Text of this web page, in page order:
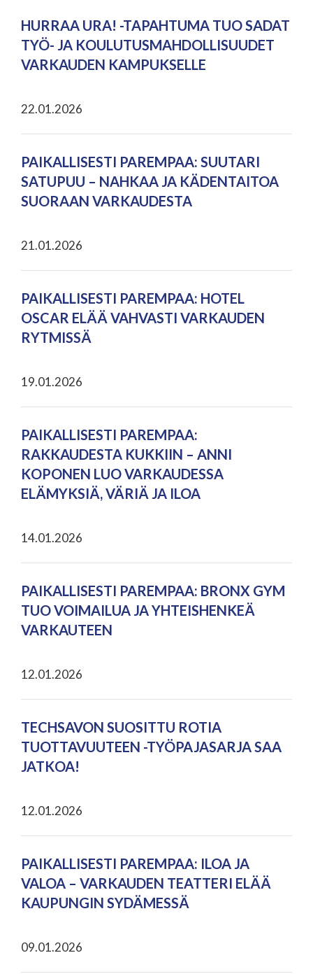
HURRAA URA! -TAPAHTUMA TUO SADAT
TYÖ- JA KOULUTUSMAHDOLLISUUDET
VARKAUDEN KAMPUKSELLE
22.01.2026
PAIKALLISESTI PAREMPAA: SUUTARI
SATUPUU – NAHKAA JA KÄDENTAITOA
SUORAAN VARKAUDESTA
21.01.2026
PAIKALLISESTI PAREMPAA: HOTEL
OSCAR ELÄÄ VAHVASTI VARKAUDEN
RYTMISSÄ
19.01.2026
PAIKALLISESTI PAREMPAA:
RAKKAUDESTA KUKKIIN – ANNI
KOPONEN LUO VARKAUDESSA
ELÄMYKSIÄ, VÄRIÄ JA ILOA
14.01.2026
PAIKALLISESTI PAREMPAA: BRONX GYM
TUO VOIMAILUA JA YHTEISHENKEÄ
VARKAUTEEN
12.01.2026
TECHSAVON SUOSITTU ROTIA
TUOTTAVUUTEEN -TYÖPAJASARJA SAA
JATKOA!
12.01.2026
PAIKALLISESTI PAREMPAA: ILOA JA
VALOA – VARKAUDEN TEATTERI ELÄÄ
KAUPUNGIN SYDÄMESSÄ
09.01.2026